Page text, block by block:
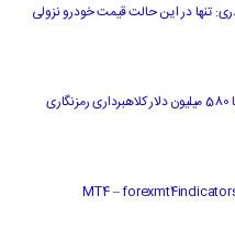
تنها در این حالت قیمت خودرو نزولی
مقامات تایلندی ملی پرتغالی را با 580 میلیون دلار کلاهبرداری رمزنگاری